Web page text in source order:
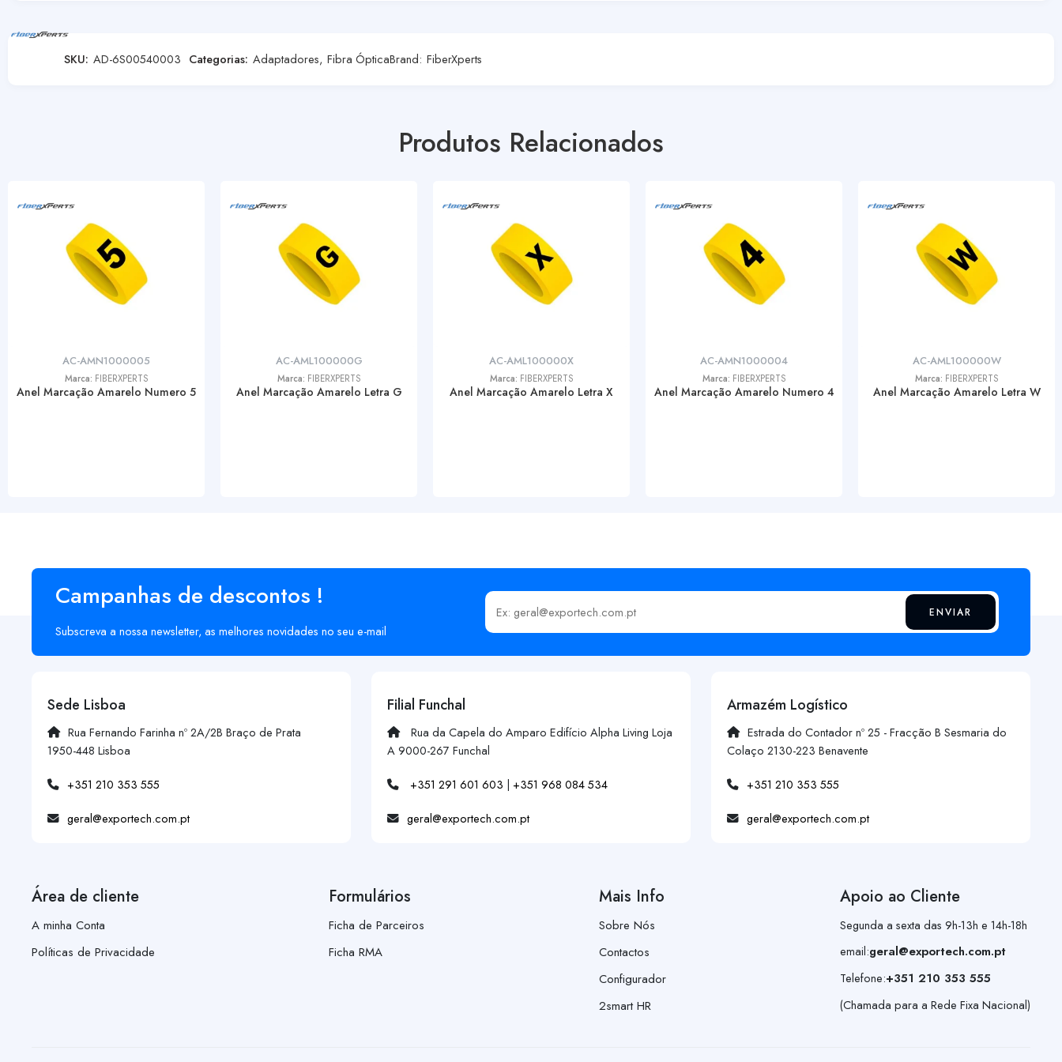
SKU: AD-6S00540003 Categorias: Adaptadores, Fibra ÓpticaBrand: FiberXperts
Produtos Relacionados
AC-AMN1000005
Marca: FIBERXPERTS
Anel Marcação Amarelo Numero 5
AC-AML100000G
Marca: FIBERXPERTS
Anel Marcação Amarelo Letra G
AC-AML100000X
Marca: FIBERXPERTS
Anel Marcação Amarelo Letra X
AC-AMN1000004
Marca: FIBERXPERTS
Anel Marcação Amarelo Numero 4
AC-AML100000W
Marca: FIBERXPERTS
Anel Marcação Amarelo Letra W
Campanhas de descontos !
Subscreva a nossa newsletter, as melhores novidades no seu e-mail
Insira o seu email ENVIAR
Sede Lisboa
Rua Fernando Farinha nº 2A/2B Braço de Prata
1950-448 Lisboa
+351 210 353 555
geral@exportech.com.pt
Filial Funchal
Rua da Capela do Amparo Edifício Alpha Living Loja
A 9000-267 Funchal
+351 291 601 603 | +351 968 084 534
geral@exportech.com.pt
Armazém Logístico
Estrada do Contador nº 25 - Fracção B Sesmaria do
Colaço 2130-223 Benavente
+351 210 353 555
geral@exportech.com.pt
Área de cliente
A minha Conta
Políticas de Privacidade
Formulários
Ficha de Parceiros
Ficha RMA
Mais Info
Sobre Nós
Contactos
Configurador
2smart HR
Apoio ao Cliente
Segunda a sexta das 9h-13h e 14h-18h
email:geral@exportech.com.pt
Telefone:+351 210 353 555
(Chamada para a Rede Fixa Nacional)